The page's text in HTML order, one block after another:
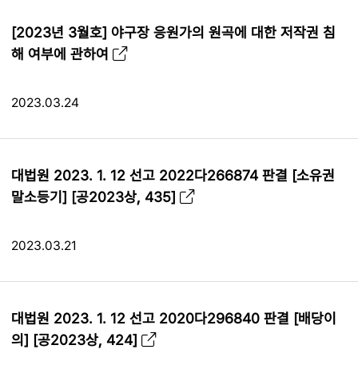
[2023년 3월호] 야구장 응원가의 원곡에 대한 저작권 침
해 여부에 관하여
2023.03.24
대법원 2023. 1. 12 선고 2022다266874 판결 [소유권
말소등기] [공2023상, 435]
2023.03.21
대법원 2023. 1. 12 선고 2020다296840 판결 [배당이
의] [공2023상, 424]